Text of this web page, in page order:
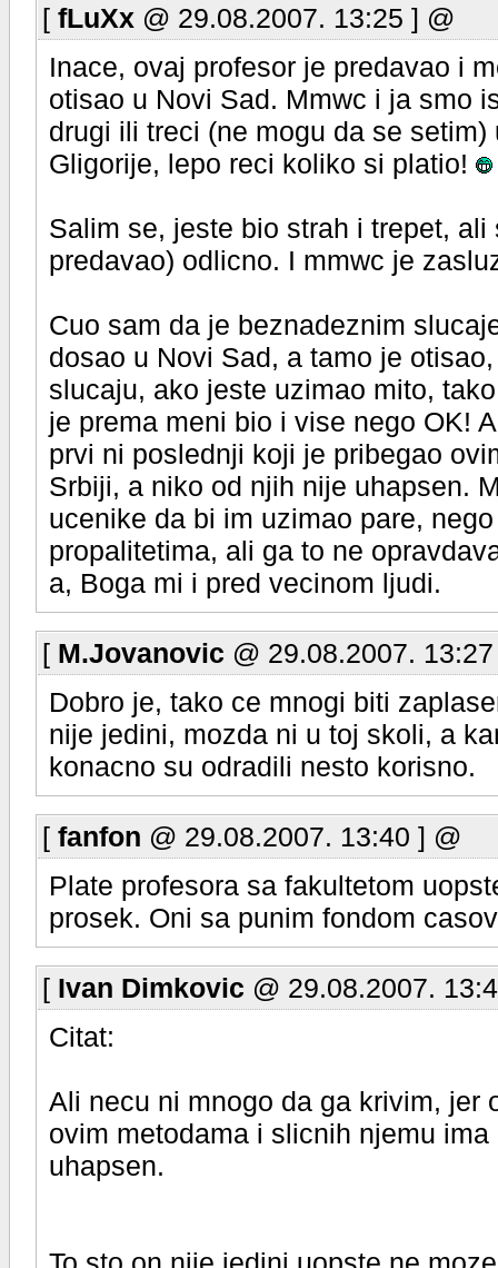
[ fLuXx @ 29.08.2007. 13:25 ] @
Inace, ovaj profesor je predavao i
otisao u Novi Sad. Mmwc i ja smo
drugi ili treci (ne mogu da se
Gligorije, lepo reci koliko si platio!
Salim se, jeste bio strah i trepet,
predavao) odlicno. I mmwc je
Cuo sam da je beznadeznim
dosao u Novi Sad, a tamo je
slucaju, ako jeste uzimao mito,
je prema meni bio i vise nego OK!
prvi ni poslednji koji je pribegao
Srbiji, a niko od njih nije uhapsen.
ucenike da bi im uzimao pare,
propalitetima, ali ga to ne
a, Boga mi i pred vecinom ljudi.
[ M.Jovanovic @ 29.08.2007.
Dobro je, tako ce mnogi biti
nije jedini, mozda ni u toj skoli, a
konacno su odradili nesto korisno.
[ fanfon @ 29.08.2007. 13:40 ] @
Plate profesora sa fakultetom
prosek. Oni sa punim fondom
[ Ivan Dimkovic @ 29.08.2007.
Citat:
Ali necu ni mnogo da ga krivim, jer
ovim metodama i slicnih njemu
uhapsen.